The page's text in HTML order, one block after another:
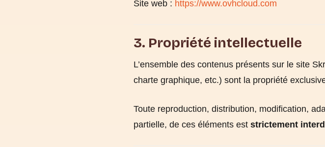
Site web : https://www.ovhcloud.com
3. Propriété intellectuelle
L’ensemble des contenus présents sur le site
charte graphique, etc.) sont la propriété
Toute reproduction, distribution, modification,
partielle, de ces éléments est strictement